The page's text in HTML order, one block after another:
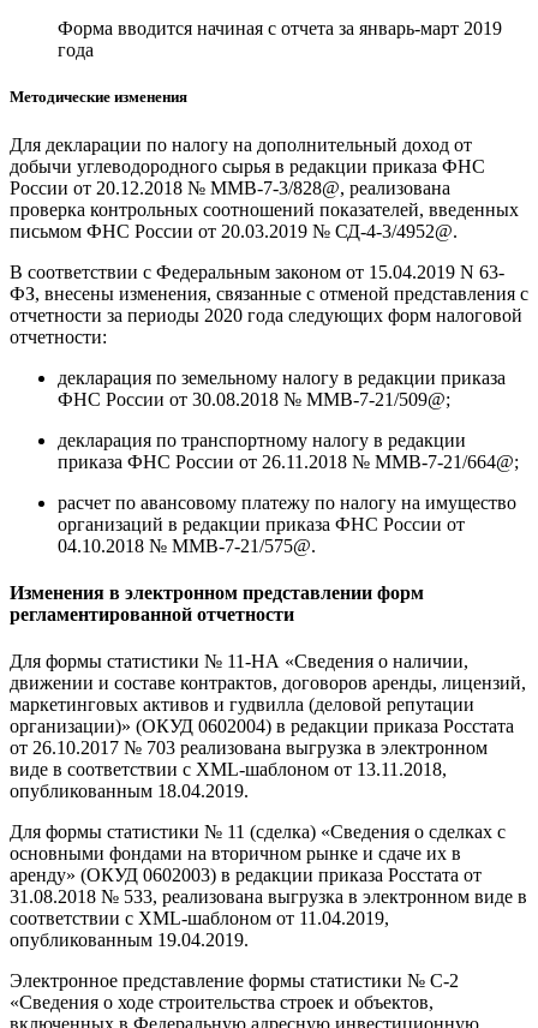
Форма вводится начиная с отчета за январь-март 2019
года
Методические изменения
Для декларации по налогу на дополнительный доход от
добычи углеводородного сырья в редакции приказа ФНС
России от 20.12.2018 № ММВ-7-3/828@, реализована
проверка контрольных соотношений показателей, введенных
письмом ФНС России от 20.03.2019 № СД-4-3/4952@.
В соответствии с Федеральным законом от 15.04.2019 N 63-
ФЗ, внесены изменения, связанные с отменой представления с
отчетности за периоды 2020 года следующих форм налоговой
отчетности:
декларация по земельному налогу в редакции приказа
ФНС России от 30.08.2018 № ММВ-7-21/509@;
декларация по транспортному налогу в редакции
приказа ФНС России от 26.11.2018 № ММВ-7-21/664@;
расчет по авансовому платежу по налогу на имущество
организаций в редакции приказа ФНС России от
04.10.2018 № ММВ-7-21/575@.
Изменения в электронном представлении форм
регламентированной отчетности
Для формы статистики № 11-НА «Сведения о наличии,
движении и составе контрактов, договоров аренды, лицензий,
маркетинговых активов и гудвилла (деловой репутации
организации)» (ОКУД 0602004) в редакции приказа Росстата
от 26.10.2017 № 703 реализована выгрузка в электронном
виде в соответствии с XML-шаблоном от 13.11.2018,
опубликованным 18.04.2019.
Для формы статистики № 11 (сделка) «Сведения о сделках с
основными фондами на вторичном рынке и сдаче их в
аренду» (ОКУД 0602003) в редакции приказа Росстата от
31.08.2018 № 533, реализована выгрузка в электронном виде в
соответствии с XML-шаблоном от 11.04.2019,
опубликованным 19.04.2019.
Электронное представление формы статистики № С-2
«Сведения о ходе строительства строек и объектов,